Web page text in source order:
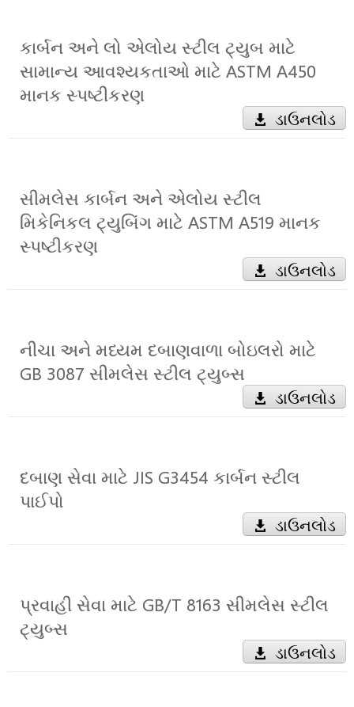
કાર્બન અને લો એલોય સ્ટીલ ટ્યુબ માટે
સામાન્ય આવશ્યકતાઓ માટે ASTM A450
માનક સ્પષ્ટીકરણ
ડાઉનલોડ
સીમલેસ કાર્બન અને એલોય સ્ટીલ
મિકેનિકલ ટ્યુબિંગ માટે ASTM A519 માનક
સ્પષ્ટીકરણ
ડાઉનલોડ
નીચા અને મધ્યમ દબાણવાળા બોઇલરો માટે
GB 3087 સીમલેસ સ્ટીલ ટ્યુબ્સ
ડાઉનલોડ
દબાણ સેવા માટે JIS G3454 કાર્બન સ્ટીલ
પાઈપો
ડાઉનલોડ
પ્રવાહી સેવા માટે GB/T 8163 સીમલેસ સ્ટીલ
ટ્યુબ્સ
ડાઉનલોડ